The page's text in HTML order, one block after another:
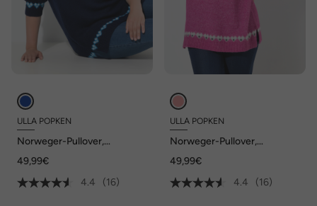
ULLA POPKEN
Norweger-Pullover,
Strick
49,99€
4.4
(16)
ULLA POPKEN
Norweger-Pullover,
Strick
49,99€
4.4
(16)